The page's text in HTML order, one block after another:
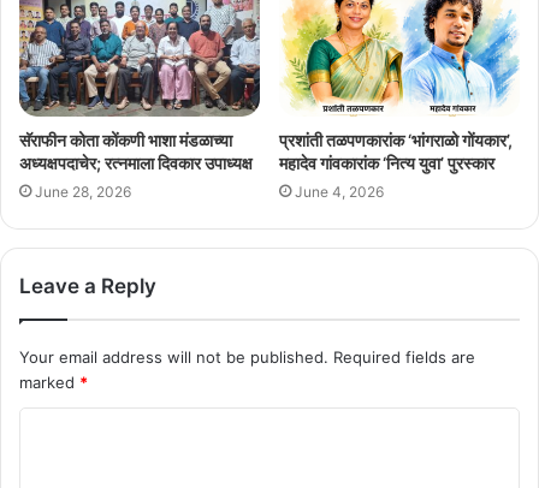
सॅराफीन कोता कोंकणी भाशा मंडळाच्या
अध्यक्षपदाचेर; रत्नमाला दिवकार उपाध्यक्ष
June 28, 2026
प्रशांती तळपणकारांक ‘भांगराळो गोंयकार’,
महादेव गांवकारांक ‘नित्य युवा’ पुरस्कार
June 4, 2026
Leave a Reply
Your email address will not be published. Required fields are
marked *